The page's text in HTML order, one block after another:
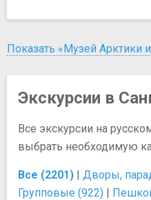
Показать «Музей Арктики
Экскурсии в
Все экскурсии на
выбрать необходимую
Все (2201) | Дворы,
Групповые (922) |